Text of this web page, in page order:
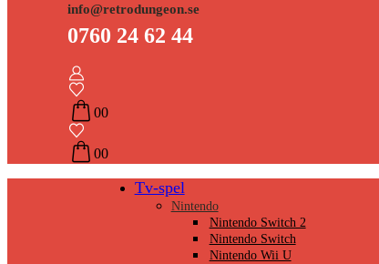
info@retrodungeon.se
0760 24 62 44
00
00
Tv-spel
Nintendo
Nintendo Switch 2
Nintendo Switch
Nintendo Wii U